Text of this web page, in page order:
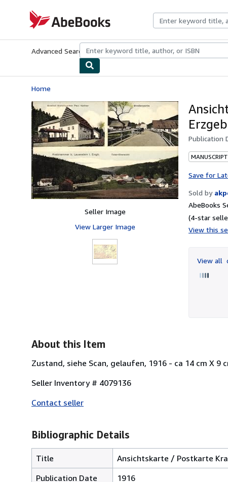
AbeBooks.com
Advanced Search Browse CollectionsRare BooksArt &
Home
Seller Image
View Larger Image
Publication
Save for
Sold by
AbeBooks
(4-star
View this
View all
About this Item
Zustand, siehe Scan, gelaufen, 1916 - ca 14 cm X 9
Seller Inventory # 4079136
Contact seller
Bibliographic Details
Title
Ansichtskarte / Postkarte
Publication Date
1916